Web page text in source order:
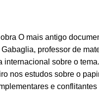
O mais antigo
professor de
internacional sobre o
nos estudos sobre o
e